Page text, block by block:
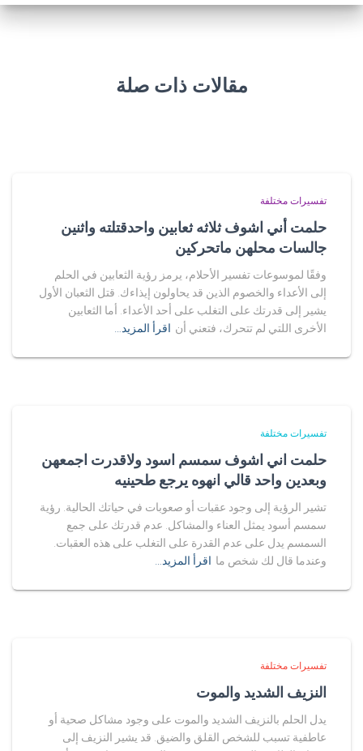
مقالات ذات صلة
تفسيرات مختلفة
حلمت أني اشوف ثلاثه ثعابين واحدقتلته واثنين
جالسات محلهن ماتحركين
وفقًا لموسوعات تفسير الأحلام، يرمز رؤية الثعابين في الحلم
إلى الأعداء والخصوم الذين قد يحاولون إيذاءك. قتل الثعبان الأول
يشير إلى قدرتك على التغلب على أحد الأعداء. أما الثعابين
الأخرى اللتي لم تتحرك، فتعني أن اقرأ المزيد…
تفسيرات مختلفة
حلمت اني اشوف سمسم اسود ولاقدرت اجمعهن
وبعدين واحد قالي انهوه يرجع طحينيه
تشير الرؤية إلى وجود عقبات أو صعوبات في حياتك الحالية. رؤية
سمسم أسود يمثل العناء والمشاكل. عدم قدرتك على جمع
السمسم يدل على عدم القدرة على التغلب على هذه العقبات.
وعندما قال لك شخص ما اقرأ المزيد…
تفسيرات مختلفة
النزيف الشديد والموت
يدل الحلم بالنزيف الشديد والموت على وجود مشاكل صحية أو
عاطفية تسبب للشخص القلق والضيق. قد يشير النزيف إلى